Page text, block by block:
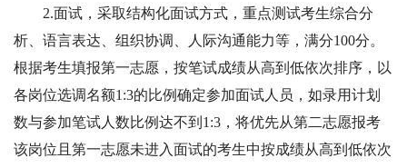
2.面试，采取结构化面试方式，重点测试考生综合分
析、语言表达、组织协调、人际沟通能力等，满分100分。
根据考生填报第一志愿，按笔试成绩从高到低依次排序，以
各岗位选调名额1:3的比例确定参加面试人员，如录用计划
数与参加笔试人数比例达不到1:3，将优先从第二志愿报考
该岗位且第一志愿未进入面试的考生中按成绩从高到低依次